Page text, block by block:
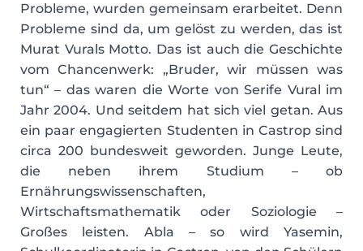
Probleme, wurden gemeinsam erarbeitet. Denn
Probleme sind da, um gelöst zu werden, das ist
Murat Vurals Motto. Das ist auch die Geschichte
vom Chancenwerk: „Bruder, wir müssen was
tun“ – das waren die Worte von Serife Vural im
Jahr 2004. Und seitdem hat sich viel getan. Aus
ein paar engagierten Studenten in Castrop sind
circa 200 bundesweit geworden. Junge Leute,
die neben ihrem Studium – ob
Ernährungswissenschaften,
Wirtschaftsmathematik oder Soziologie –
Großes leisten. Abla – so wird Yasemin,